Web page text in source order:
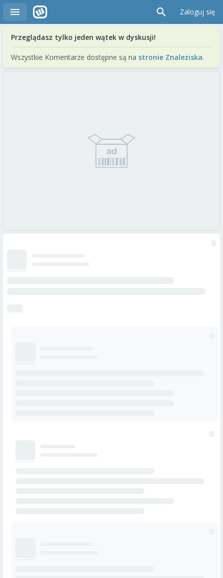
Zaloguj się
Przeglądasz tylko jeden wątek w dyskusji!
Wszystkie Komentarze dostępne są na stronie Znaleziska.